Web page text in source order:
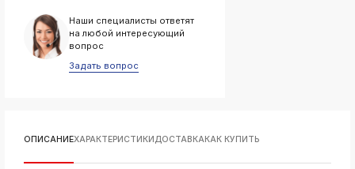
ksldkfjsdlfkjsls;ldfkgjsdl;kfkфыва
ksldkfjsdlfkjsls;ldfkgjsdl;kfkфыва
k
Наши специалисты ответят
на любой интересующий
вопрос
Задать вопрос
ОПИСАНИЕХАРАКТЕРИСТИКИ ДОСТАВКАКАК КУПИТЬ